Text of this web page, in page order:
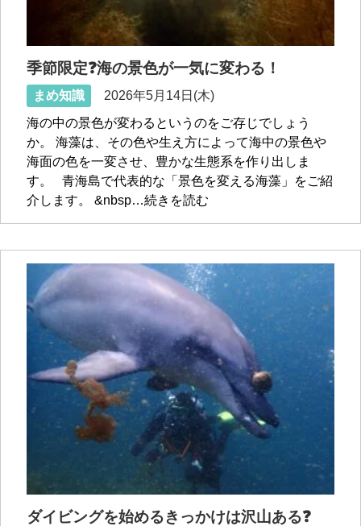
季節限定❓海の景色が一気に変わる！
まめ知識
2026年5月14日(木)
海の中の景色が変わるというのをご存じでしょう
か。 海藻は、その色や生え方によって海中の景色や
海面の色を一変させ、豊かな生態系を作り出しま
す。 青海島で代表的な「景色を変える海藻」をご紹
介します。 &nbsp…続きを読む
ダイビングを始めるきっかけは沢山ある❓